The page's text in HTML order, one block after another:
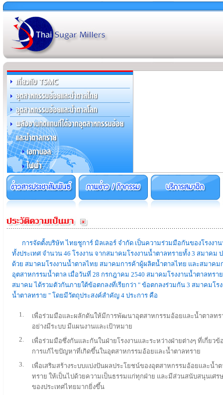
การจัดตั้งบริษัท ไทยชูการ์ มิลเลอร์ จำกัด เป็นความร่วมมือกันของโรงงา
ทั้งประเทศ จำนวน 46 โรงงาน จากสมาคมโรงงานน้ำตาลทรายทั้ง 3 สมาคม
ด้วย สมาคมโรงงานน้ำตาลไทย สมาคมการค้าผู้ผลิตน้ำตาลไทย และสมาคม
อุตสาหกรรมน้ำตาล เมื่อวันที่ 28 กรกฎาคม 2540 สมาคมโรงงานน้ำตาลทรา
สมาคม ได้รวมตัวกันภายใต้ข้อตกลงที่เรียกว่า " ข้อตกลงร่วมกัน 3 สมาคมโร
น้ำตาลทราย " โดยมีวัตถุประสงค์สำคัญ 4 ประการ คือ
1.
เพื่อร่วมมือและผลักดันให้มีการพัฒนาอุตสาหกรรมอ้อยและน้ำตาลทร
อย่างมีระบบ มีแผนงานและเป้าหมาย
2.
เพื่อร่วมมือซึ่งกันและกันในฝ่ายโรงงานและระหว่างฝ่ายต่างๆ ที่เกี่ยวข้
การแก้ไขปัญหาที่เกิดขึ้นในอุตสาหกรรมอ้อยและน้ำตาลทราย
3.
เพื่อเสริมสร้างระบบแบ่งปันผลประโยชน์ของอุตสาหกรรมอ้อยและน้ำ
ทราย ให้เป็นไปด้วยความเป็นธรรมแก่ทุกฝ่าย และมีส่วนสนับสนุนเศร
ของประเทศไทยมากยิ่งขึ้น